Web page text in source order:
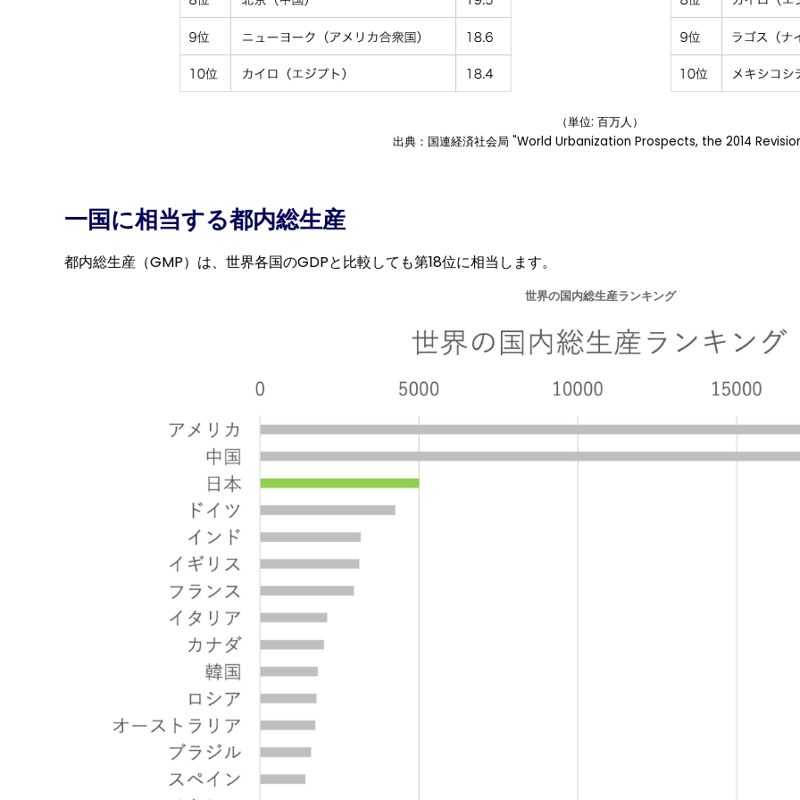
（単位: 百万人）
出典：国連経済社会局 "World Urbanization Prospects, the 2014
一国に相当する都内総生産
都内総生産（GMP）は、世界各国のGDPと比較しても第18位に相当します。
世界の国内総生産ランキング